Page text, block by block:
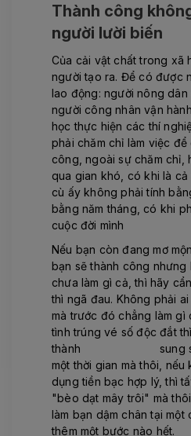
Thành công
người lười biến
Của cải vật chất trong xã
người tạo ra. Để có được
lao động: người nông
người công nhân vận
học thực hiện các thí
phải chăm chỉ làm việc
công, ngoài sự chăm chỉ,
qua gian khó, có khi là cả
cù ấy không phải tính
bằng năm tháng, có khi
cuộc đời mình
Nếu bạn còn đang mơ
bạn sẽ thành công nhưng
chưa làm gì cả, thì hãy
thì ngã đau. Không phải
mà trước đó chẳng làm gì
tình trúng vé số độc đắt
thành
sung
một thời gian mà thôi,
dụng tiền bạc hợp lý, thì
"bèo dạt mây trôi" mà
làm bạn dậm chân tại một
thêm một bước nào hết.